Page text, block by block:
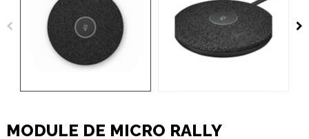
MODULE DE MICRO RALLY